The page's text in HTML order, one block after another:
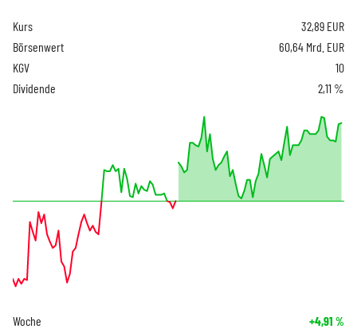
Kurs 32,89 EUR
Börsenwert
60,64 Mrd. EUR
KGV
10
Dividende
2,11 %
Woche +4,91 %